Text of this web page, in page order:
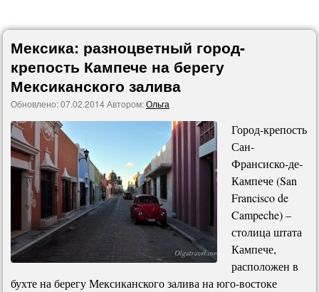
Мексика: разноцветный город-
крепость Кампече на берегу
Мексиканского залива
Обновлено:07.02.2014Автором:Ольга
Город-крепость
Сан-
Франсиско-де-
Кампече (San
Francisco de
Campeche) –
столица штата
Кампече,
расположен в
бухте на берегу Мексиканского залива на юго-востоке